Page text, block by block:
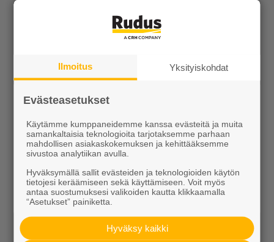
astioita on kolme eri kokoa, ja suurimmat ovat
riittävän painavia ja vakaita, jotta ne eivät kaadu tai
Värivaihtoehtoina Vaasi-astioissa ovat betonin
astioissa on paikat kierreankkureiden kiinnitykselle
astioiden nostamista ja liikuttelua varten.
Vaasi-astiat toimitetaan kuormalavoilla.
Koot ja tilavuus
Vaasi L 924x922x950 mm, 180 litraa
Ilmoitus Yksityiskohdat
Evästeasetukset
Käytämme kumppaneidemme kanssa evästeitä ja muita
samankaltaisia teknologioita tarjotaksemme parhaan
mahdollisen asiakaskokemuksen ja kehittääksemme
sivustoa analytiikan avulla.
Hyväksymällä sallit evästeiden ja teknologioiden käytön
tietojesi keräämiseen sekä käyttämiseen. Voit myös
antaa suostumuksesi valikoiden kautta klikkaamalla
“Asetukset” painiketta.
Hyväksy kaikki